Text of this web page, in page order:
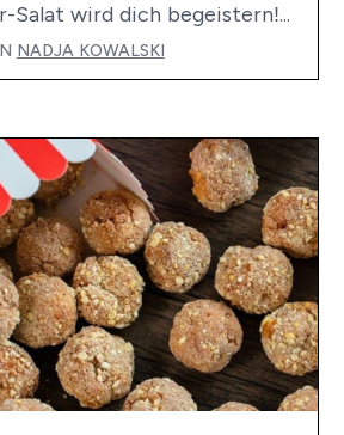
Salat wird dich begeistern!...
NADJA KOWALSKI